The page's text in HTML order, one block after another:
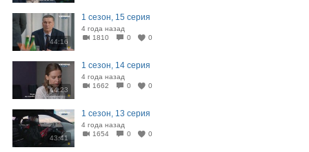
44:16
1 сезон, 15 серия
4 года назад
1810
0 0
44:23
1 сезон, 14 серия
4 года назад
1662
0 0
43:41
1 сезон, 13 серия
4 года назад
1654
0 0